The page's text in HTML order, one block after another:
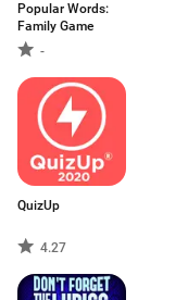
Popular Words:
Family Game
-
QuizUp
4.27